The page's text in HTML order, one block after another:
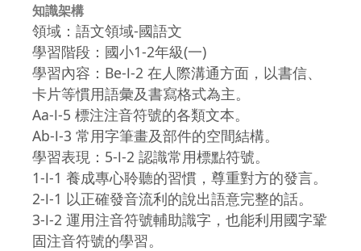
知識架構
領域：語文領域-國語文
學習階段：國小1-2年級(一)
學習內容：Be-Ⅰ-2 在人際溝通方面，以書信、
卡片等慣用語彙及書寫格式為主。
Aa-Ⅰ-5 標注注音符號的各類文本。
Ab-Ⅰ-3 常用字筆畫及部件的空間結構。
學習表現：5-Ⅰ-2 認識常用標點符號。
1-Ⅰ-1 養成專心聆聽的習慣，尊重對方的發言。
2-Ⅰ-1 以正確發音流利的說出語意完整的話。
3-Ⅰ-2 運用注音符號輔助識字，也能利用國字鞏
固注音符號的學習。